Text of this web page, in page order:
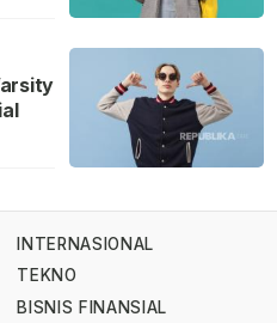
INTERNASIONAL
TEKNO
BISNIS FINANSIAL